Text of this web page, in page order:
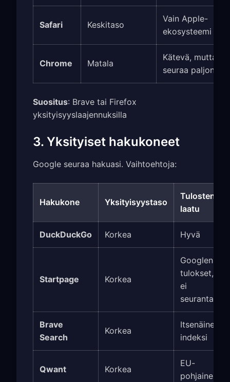
Safari Keskitaso
Vain Apple-
ekosysteemi
Chrome Matala
Kätevä, mutta
seuraa paljon
Suositus: Brave tai Firefox
yksityisyyslaajennuksilla
3. Yksityiset hakukoneet
Google seuraa hakuasi. Vaihtoehtoja:
Hakukone Yksityisyystaso
Tulosten
laatu
DuckDuckGo Korkea Hyvä
Startpage Korkea
Googlen
tulokset,
ei
seurantaa
Brave
Search
Korkea
Itsenäinen
indeksi
Qwant Korkea
EU-
pohjainen